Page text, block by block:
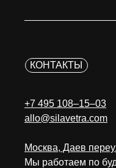
КОНТАКТЫ
+7 495 108–15–03
allo@silavetra.com
Москва, Даев
Мы работаем по